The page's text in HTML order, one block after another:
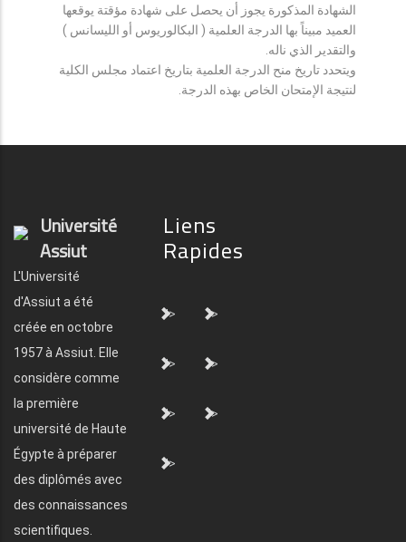
الشهادة المذكورة يجوز أن يحصل على شهادة مؤقتة يوقعها
العميد مبيناً بها الدرجة العلمية ( البكالوريوس أو الليسانس )
والتقدير الذي ناله.
ويتحدد تاريخ منح الدرجة العلمية بتاريخ اعتماد مجلس الكلية
لنتيجة الإمتحان الخاص بهذه الدرجة.
Université
Assiut
L'Université
d'Assiut a été
créée en octobre
1957 à Assiut. Elle
considère comme
la première
université de Haute
Égypte à préparer
des diplômés avec
des connaissances
scientifiques.
Liens
Rapides
"> ">
"> ">
"> ">
">